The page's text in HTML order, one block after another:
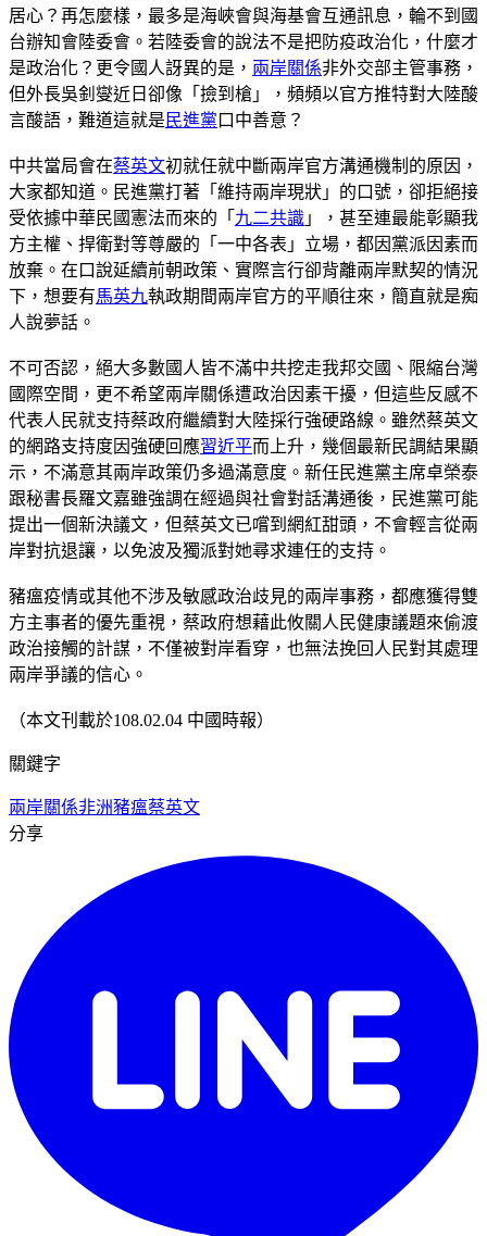
居心？再怎麼樣，最多是海峽會與海基會互通訊息，輪不到國
台辦知會陸委會。若陸委會的說法不是把防疫政治化，什麼才
是政治化？更令國人訝異的是， 兩岸關係非外交部主管事務，
但外長吳釗燮近日卻像「撿到槍」，頻頻以官方推特對大陸酸
言酸語，難道這就是 民進黨 口中善意？
中共當局會在蔡英文初就任就中斷兩岸官方溝通機制的原因，
大家都知道。民進黨打著「維持兩岸現狀」的口號，卻拒絕接
受依據中華民國憲法而來的「 九二共識 」，甚至連最能彰顯我
方主權、捍衛對等尊嚴的「一中各表」立場，都因黨派因素而
放棄。在口說延續前朝政策、實際言行卻背離兩岸默契的情況
下，想要有馬英九執政期間兩岸官方的平順往來，簡直就是痴
人說夢話。
不可否認，絕大多數國人皆不滿中共挖走我邦交國、限縮台灣
國際空間，更不希望兩岸關係遭政治因素干擾，但這些反感不
代表人民就支持蔡政府繼續對大陸採行強硬路線。雖然蔡英文
的網路支持度因強硬回應習近平而上升，幾個最新民調結果顯
示，不滿意其兩岸政策仍多過滿意度。新任民進黨主席卓榮泰
跟秘書長羅文嘉雖強調在經過與社會對話溝通後，民進黨可能
提出一個新決議文，但蔡英文已嚐到網紅甜頭，不會輕言從兩
岸對抗退讓，以免波及獨派對她尋求連任的支持。
豬瘟疫情或其他不涉及敏感政治歧見的兩岸事務，都應獲得雙
方主事者的優先重視，蔡政府想藉此攸關人民健康議題來偷渡
政治接觸的計謀，不僅被對岸看穿，也無法挽回人民對其處理
兩岸爭議的信心。
（本文刊載於108.02.04 中國時報）
關鍵字
兩岸關係非洲豬瘟蔡英文
分享